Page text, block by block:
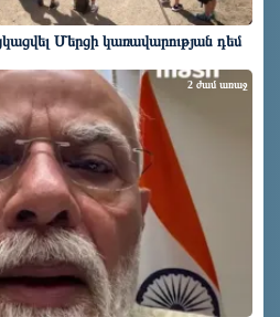
Մերցի կառավարության դեմ
2 ժամ առաջ